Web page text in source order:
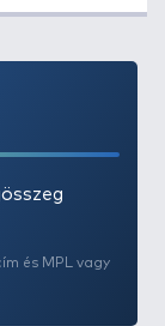
és MPL vagy